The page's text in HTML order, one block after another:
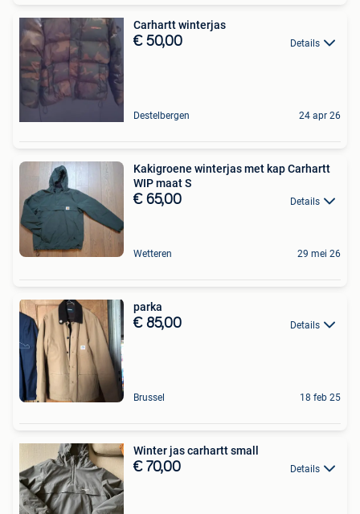
Carhartt winterjas
€ 50,00 Details
Destelbergen 24 apr 26
Kakigroene winterjas met kap Carhartt
WIP maat S
€ 65,00 Details
Wetteren 29 mei 26
parka
€ 85,00 Details
Brussel 18 feb 25
Winter jas carhartt small
€ 70,00 Details